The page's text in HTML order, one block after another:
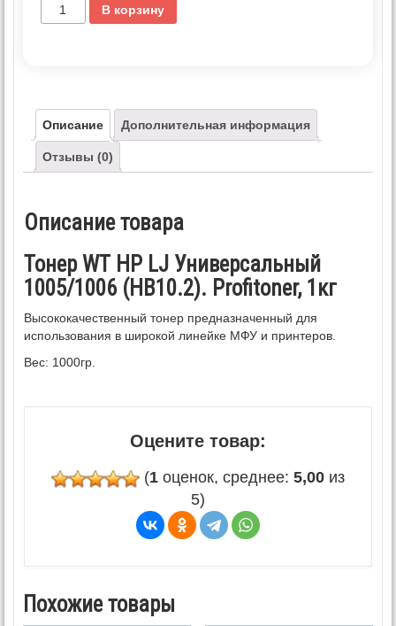
В корзину
Описание Дополнительная информация
Отзывы (0)
Описание товара
Тонер WT HP LJ Универсальный
1005/1006 (HB10.2). Profitoner, 1кг
Высококачественный тонер предназначенный для
использования в широкой линейке МФУ и принтеров.
Вес: 1000гр.
Оцените товар:
(1 оценок, среднее: 5,00 из
5)
Похожие товары